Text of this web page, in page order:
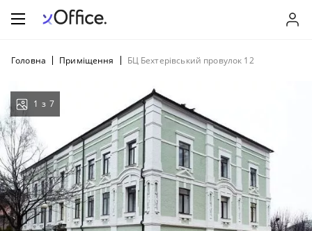
Головна Приміщення БЦ Бехтерівський провулок 12
1 з 7